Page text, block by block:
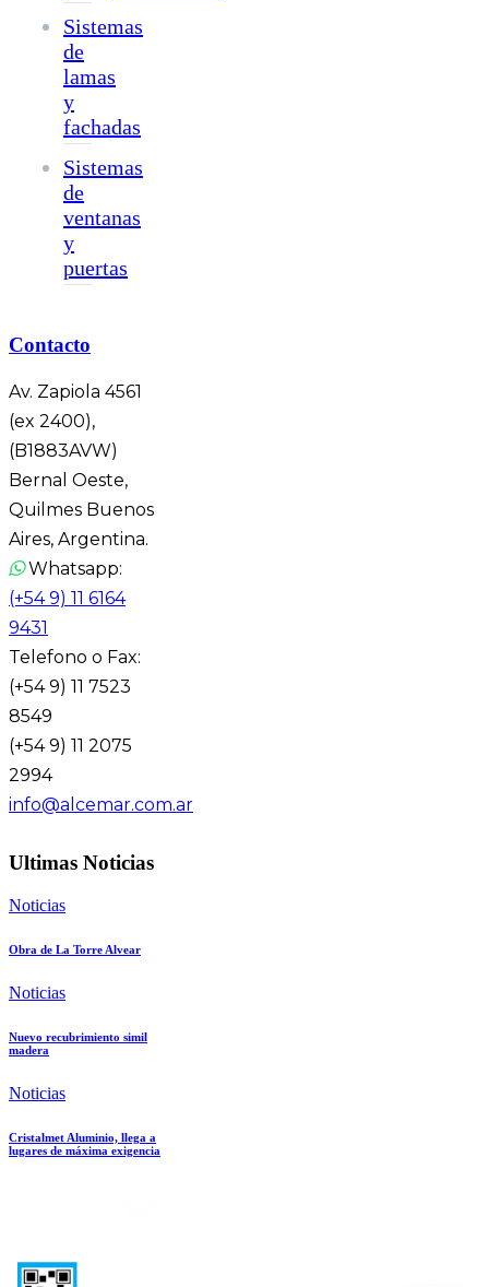
Sistemas
de
lamas
y
fachadas
Sistemas
de
ventanas
y
puertas
Contacto
Av. Zapiola 4561
(ex 2400),
(B1883AVW)
Bernal Oeste,
Quilmes Buenos
Aires, Argentina.
Whatsapp:
(+54 9) 11 6164
9431
Telefono o Fax:
(+54 9) 11 7523
8549
(+54 9) 11 2075
2994
info@alcemar.com.ar
Ultimas Noticias
Noticias
Obra de La Torre Alvear
Noticias
Nuevo recubrimiento simil
madera
Noticias
Cristalmet Aluminio, llega a
lugares de máxima exigencia